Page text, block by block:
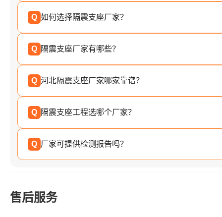
Q 如何选择隔震支座厂家？
Q 隔震支座厂家有哪些？
Q 河北隔震支座厂家哪家靠谱？
Q 隔震支座工程选哪个厂家？
Q 厂家可提供检测报告吗？
售后服务